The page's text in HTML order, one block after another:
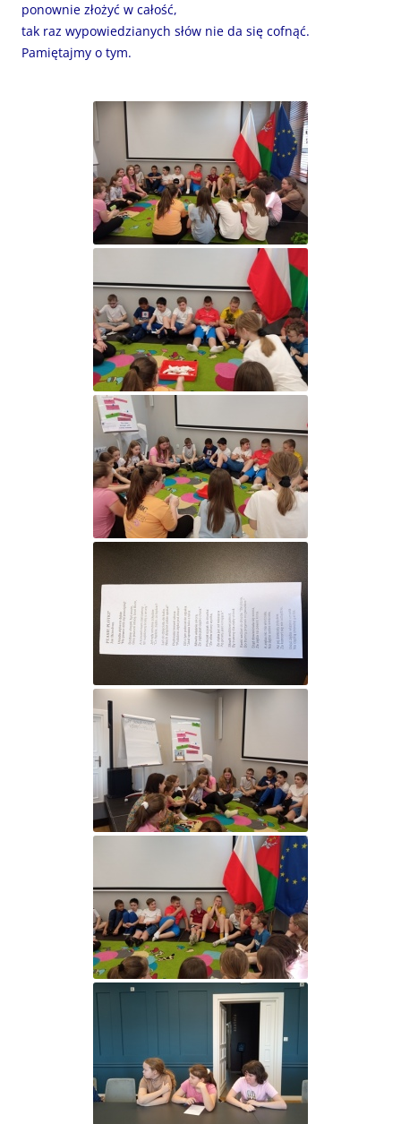
ponownie złożyć w całość,
tak raz wypowiedzianych słów nie da się cofnąć.
Pamiętajmy o tym.